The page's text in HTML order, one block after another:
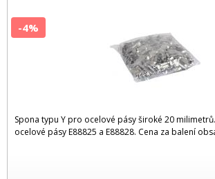
Spona typu Y pro ocelové pásy široké 20
ocelové pásy E88825 a E88828. Cena za balení
-4%